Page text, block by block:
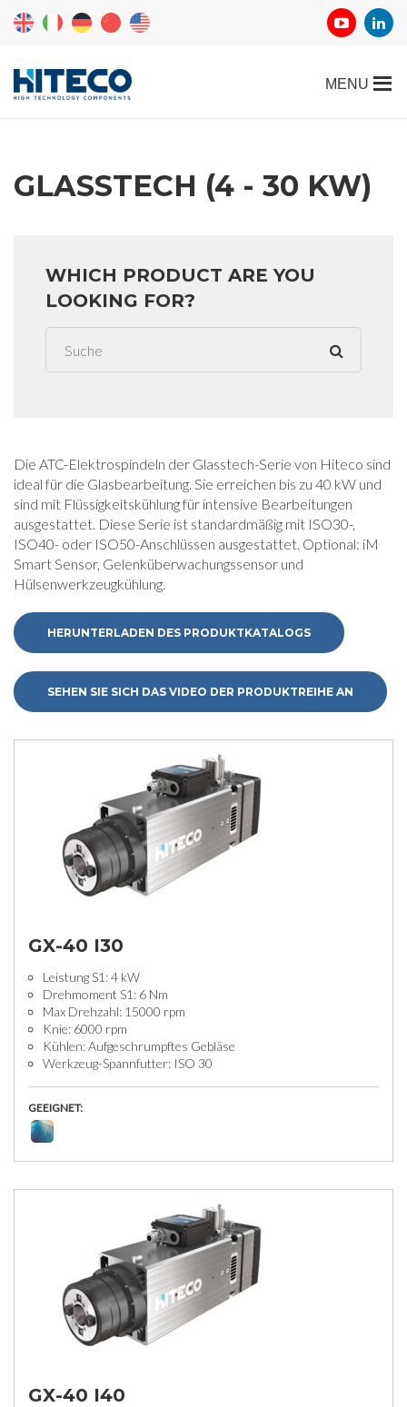
GLASSTECH (4 - 30 KW)
WHICH PRODUCT ARE YOU
LOOKING FOR?
Die ATC-Elektrospindeln der Glasstech-Serie von Hiteco sind
ideal für die Glasbearbeitung. Sie erreichen bis zu 40 kW und
sind mit Flüssigkeitskühlung für intensive Bearbeitungen
ausgestattet. Diese Serie ist standardmäßig mit ISO30-,
ISO40- oder ISO50-Anschlüssen ausgestattet. Optional: iM
Smart Sensor, Gelenküberwachungssensor und
Hülsenwerkzeugkühlung.
HERUNTERLADEN DES PRODUKTKATALOGS
SEHEN SIE SICH DAS VIDEO DER PRODUKTREIHE AN
GX-40 I30
Leistung S1: 4 kW
Drehmoment S1: 6 Nm
Max Drehzahl: 15000 rpm
Knie: 6000 rpm
Kühlen: Aufgeschrumpftes Gebläse
Werkzeug-Spannfutter: ISO 30
GEEIGNET:
GX-40 I40